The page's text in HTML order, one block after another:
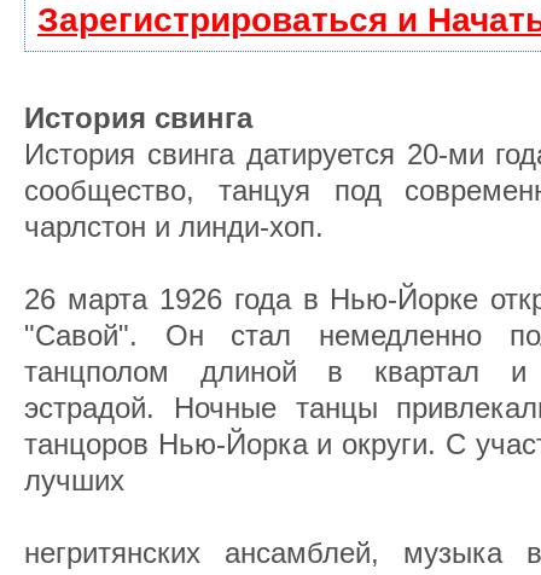
Зарегистрироваться и
История свинга
История свинга датируется 20-ми
сообщество, танцуя под
чарлстон и линди-хоп.
26 марта 1926 года в Нью-Йорке
"Савой". Он стал немедленно
танцполом длиной в квартал и
эстрадой. Ночные танцы
танцоров Нью-Йорка и округи. С
лучших
негритянских ансамблей,